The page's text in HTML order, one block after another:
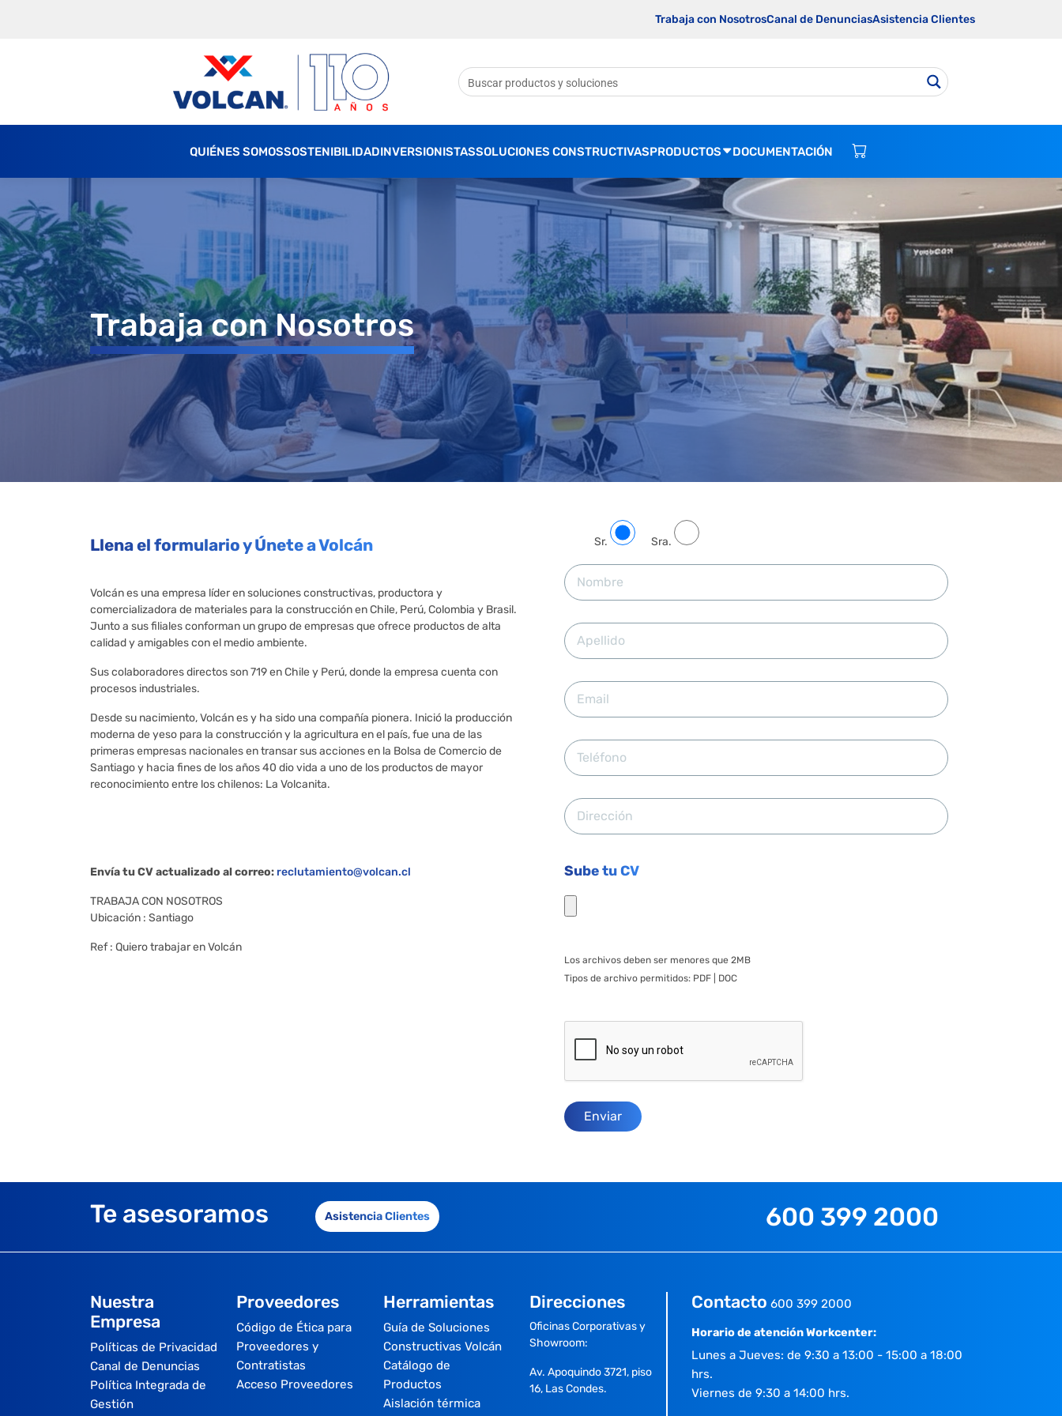
Trabaja con NosotrosCanal de DenunciasAsistencia Clientes
QUIÉNES SOMOSSOSTENIBILIDADINVERSIONISTASSOLUCIONES CONSTRUCTIVASPRODUCTOS DOCUMENTACIÓN
Trabaja con Nosotros
Llena el formulario y Únete a Volcán
Llena el formulario y Únete a Volcán.
Volcán es una empresa líder en soluciones constructivas, productora y
comercializadora de materiales para la construcción en Chile, Perú, Colombia y Brasil.
Junto a sus filiales conforman un grupo de empresas que ofrece productos de alta
calidad y amigables con el medio ambiente.
Sus colaboradores directos son 719 en Chile y Perú, donde la empresa cuenta con
procesos industriales.
Desde su nacimiento, Volcán es y ha sido una compañía pionera. Inició la producción
moderna de yeso para la construcción y la agricultura en el país, fue una de las
primeras empresas nacionales en transar sus acciones en la Bolsa de Comercio de
Santiago y hacia fines de los años 40 dio vida a uno de los productos de mayor
reconocimiento entre los chilenos: La Volcanita.
Envía tu CV actualizado al correo: reclutamiento@volcan.cl
TRABAJA CON NOSOTROS
Ubicación : Santiago
Ref : Quiero trabajar en Volcán
Sr. Sra.
Sube tu CV
Los archivos deben ser menores que 2MB
Tipos de archivo permitidos: PDF | DOC
Te asesoramos Asistencia Clientes 600 399 2000
Nuestra
Empresa
Políticas de Privacidad
Canal de Denuncias
Política Integrada de
Gestión
Proveedores
Código de Ética para
Proveedores y
Contratistas
Acceso Proveedores
Herramientas
Guía de Soluciones
Constructivas Volcán
Catálogo de
Productos
Aislación térmica
Direcciones
Oficinas Corporativas y
Showroom:
Av. Apoquindo 3721, piso
16, Las Condes.
Contacto 600 399 2000
Horario de atención Workcenter:
Lunes a Jueves: de 9:30 a 13:00 - 15:00 a 18:00
hrs.
Viernes de 9:30 a 14:00 hrs.